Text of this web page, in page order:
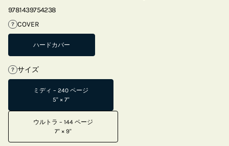
9781439754238
? COVER
ハードカバー
? サイズ
ミディ – 240 ページ
5" × 7"
ウルトラ – 144 ページ
7" × 9"